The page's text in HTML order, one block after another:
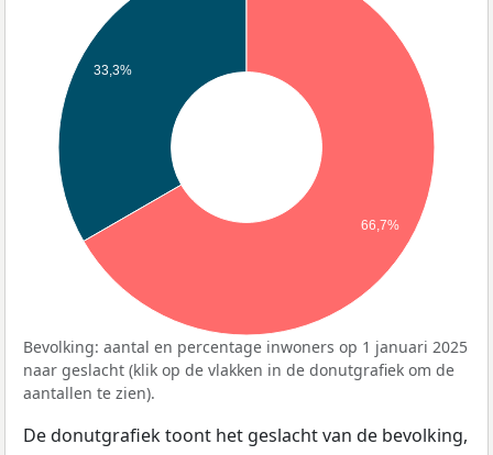
33,3%
66,7%
Bevolking: aantal en percentage inwoners op 1 januari 2025
naar geslacht (klik op de vlakken in de donutgrafiek om de
aantallen te zien).
De donutgrafiek toont het geslacht van de bevolking,